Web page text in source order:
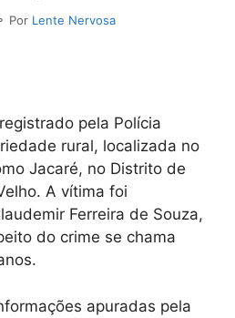
Por Lente Nervosa
pela Polícia
rural, localizada no
Jacaré, no Distrito de
A vítima foi
Ferreira de Souza,
do crime se chama
apuradas pela